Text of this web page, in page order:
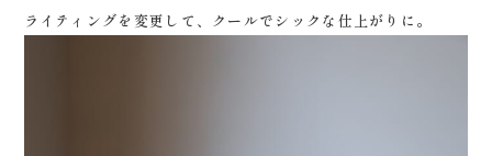
ライティングを変更して、クールでシックな仕上がりに。